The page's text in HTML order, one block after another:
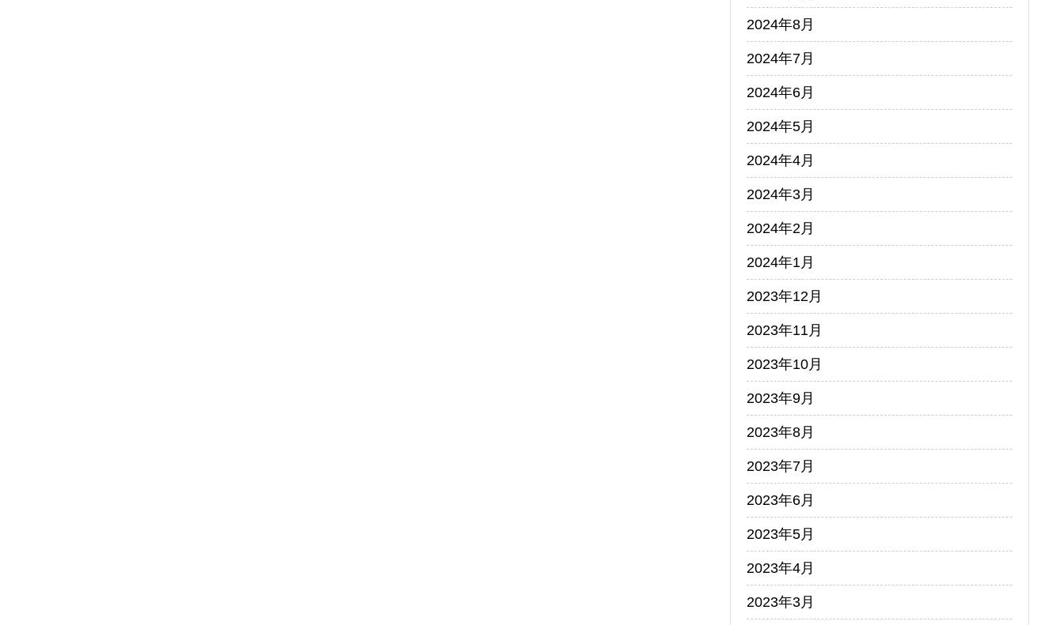
2024年8月
2024年7月
2024年6月
2024年5月
2024年4月
2024年3月
2024年2月
2024年1月
2023年12月
2023年11月
2023年10月
2023年9月
2023年8月
2023年7月
2023年6月
2023年5月
2023年4月
2023年3月